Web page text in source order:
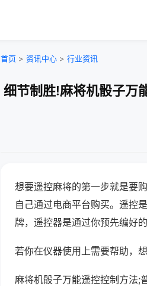
首页 > 资讯中心 > 行业资讯
细节制胜!麻将机骰子万
想要遥控麻将的第一步就是要
自己通过电商平台购买。遥控
牌，遥控器是通过你预先编好的
若你在仪器使用上需要帮助，
麻将机骰子万能遥控控制方法;